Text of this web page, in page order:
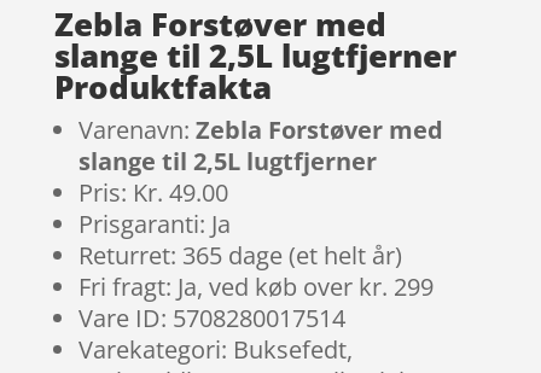
Zebla Forstøver med
slange til 2,5L lugtfjerner
Produktfakta
Varenavn: Zebla Forstøver med
slange til 2,5L lugtfjerner
Pris: Kr. 49.00
Prisgaranti: Ja
Returret: 365 dage (et helt år)
Fri fragt: Ja, ved køb over kr. 299
Vare ID: 5708280017514
Varekategori: Buksefedt,